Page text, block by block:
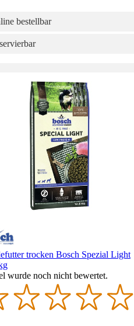
bestellbar
trocken Bosch Spezial Light
wurde noch nicht bewertet.